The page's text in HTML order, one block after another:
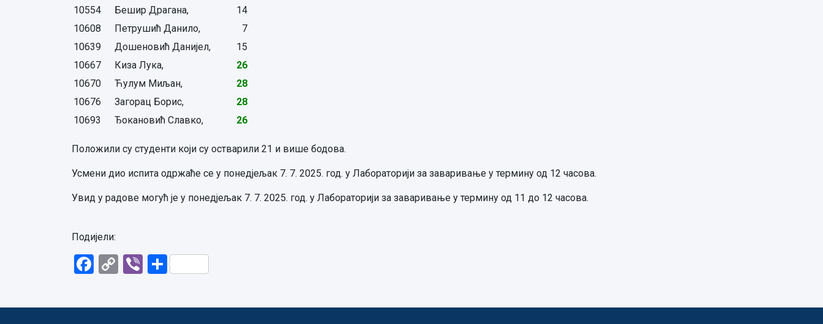
10554
Бешир Драгана,
14
10608
Петрушић Данило,
7
10639
Дошеновић Данијел,
15
10667
Киза Лука,
26
10670
Ћулум Миљан,
28
10676
Загорац Борис,
28
10693
Ђокановић Славко, 26
Положили су студенти који су остварили 21 и више бодова.
Усмени дио испита одржаће се у понедјељак 7. 7. 2025. год. у Лабораторији за заваривање у термину од 12 часова.
Увид у радове могућ је у понедјељак 7. 7. 2025. год. у Лабораторији за заваривање у термину од 11 до 12 часова.
Подијели:
Facebook
CopyViberShare